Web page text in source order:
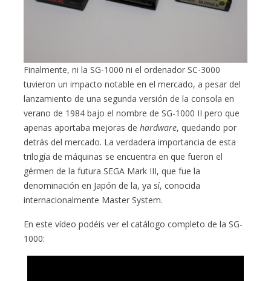
Finalmente, ni la SG-1000 ni el ordenador SC-3000
tuvieron un impacto notable en el mercado, a pesar del
lanzamiento de una segunda versión de la consola en
verano de 1984 bajo el nombre de SG-1000 II pero que
apenas aportaba mejoras dehardware, quedando por
detrás del mercado. La verdadera importancia de esta
trilogía de máquinas se encuentra en que fueron el
gérmen de la futura SEGA Mark III, que fue la
denominación en Japón de la, ya sí, conocida
internacionalmente Master System.
En este vídeo podéis ver el catálogo completo de la SG-
1000: